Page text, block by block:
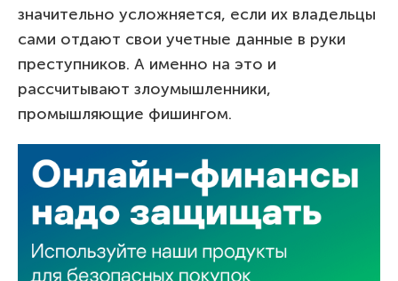
значительно усложняется, если их владельцы
сами отдают свои учетные данные в руки
преступников. А именно на это и
рассчитывают злоумышленники,
промышляющие фишингом.